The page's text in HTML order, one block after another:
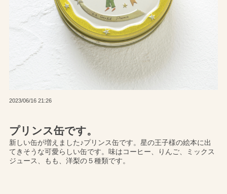
プリンス缶です。
2023/06/16 21:26
新しい缶が増えました♪プリンス缶です。星の王子様の絵本に出
てきそうな可愛らしい缶です。味はコーヒー、りんご、ミックス
ジュース、もも、洋梨の５種類です。